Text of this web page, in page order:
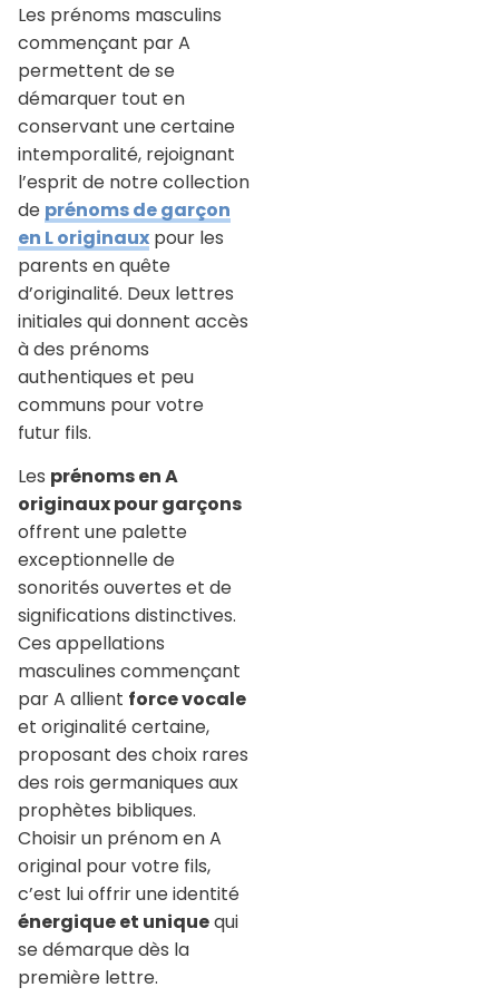
Les prénoms masculins
commençant par A
permettent de se
démarquer tout en
conservant une certaine
intemporalité, rejoignant
l’esprit de notre collection
de prénoms de garçon
en L originaux pour les
parents en quête
d’originalité. Deux lettres
initiales qui donnent accès
à des prénoms
authentiques et peu
communs pour votre
futur fils.
Les prénoms en A
originaux pour garçons
offrent une palette
exceptionnelle de
sonorités ouvertes et de
significations distinctives.
Ces appellations
masculines commençant
par A allient force vocale
et originalité certaine,
proposant des choix rares
des rois germaniques aux
prophètes bibliques.
Choisir un prénom en A
original pour votre fils,
c’est lui offrir une identité
énergique et uniquequi
se démarque dès la
première lettre.